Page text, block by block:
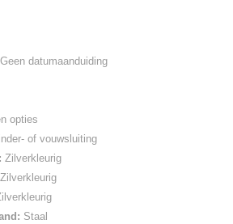
Geen datumaanduiding
opties
of vouwsluiting
Zilverkleurig
Zilverkleurig
Staal